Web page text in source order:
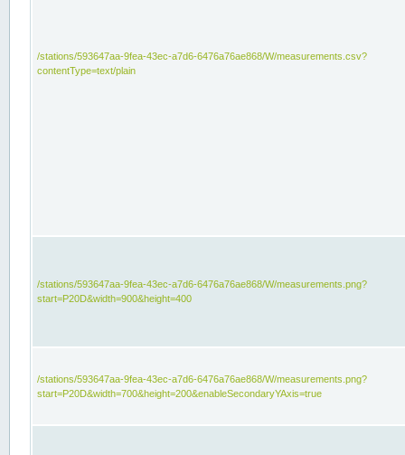
/stations/593647aa-9fea-43ec-a7d6-6476a76ae868/W/measurements.csv?
contentType=text/plain
/stations/593647aa-9fea-43ec-a7d6-6476a76ae868/W/measurements.png?
start=P20D&width=900&height=400
/stations/593647aa-9fea-43ec-a7d6-6476a76ae868/W/measurements.png?
start=P20D&width=700&height=200&enableSecondaryYAxis=true